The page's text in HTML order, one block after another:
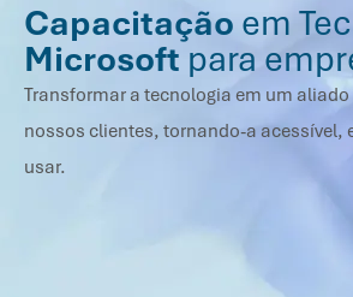
Capacitação em
Microsoft para
Transformar a tecnologia em um
nossos clientes, tornando-a acessível,
usar.